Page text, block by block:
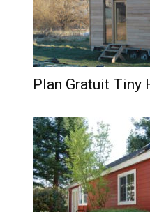
Plan Gratuit Tiny